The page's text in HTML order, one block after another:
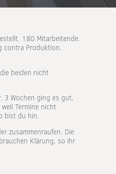
180 Mitarbeitende.
contra Produktion.
beiden nicht
3 Wochen ging es gut,
Termine nicht
bist du hin.
zusammenraufen. Die
Klärung, so ihr